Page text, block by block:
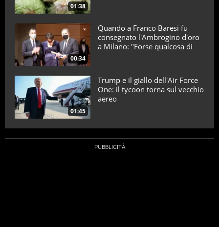
01:38
00:34
Quando a Franco Baresi fu
consegnato l'Ambrogino d'oro
a Milano: "Forse qualcosa di
01:45
Trump e il giallo dell'Air Force
One: il tycoon torna sul vecchio
aereo